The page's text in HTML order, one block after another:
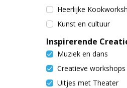
Heerlijke
Kunst en cultuur
Inspirerende
Muziek en dans
Creatieve workshops
Uitjes met Theater